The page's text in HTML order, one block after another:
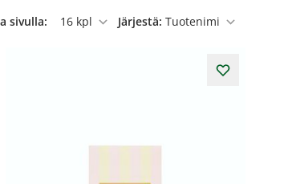
sivulla:
per sivu
Järjestä: